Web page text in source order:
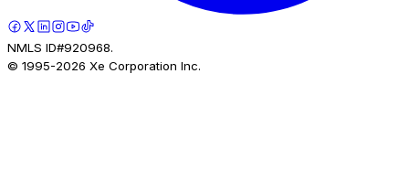
NMLS ID#920968.
© 1995-2026 Xe Corporation Inc.